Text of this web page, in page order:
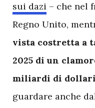
sui dazi – che nel
Regno Unito,
vista costretta a
2025 di un
miliardi di
guardare anche